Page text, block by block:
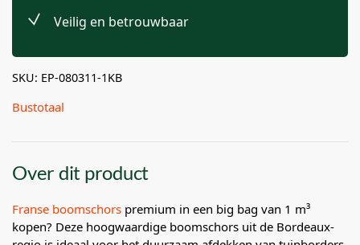
Veilig en betrouwbaar
SKU: EP-080311-1KB
Bustotaal
Over dit product
Franse boomschors premium in een big bag van 1 m³
kopen? Deze hoogwaardige boomschors uit de Bordeaux-